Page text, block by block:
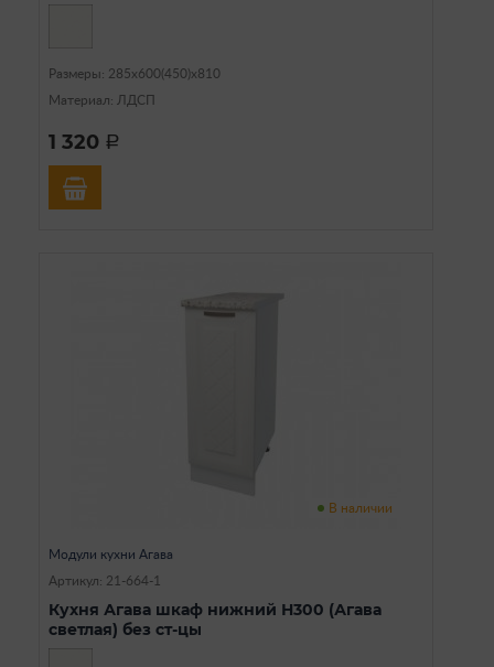
Размеры: 285х600(450)х810
Материал: ЛДСП
1 320 a
В наличии
Модули кухни Агава
Артикул: 21-664-1
Кухня Агава шкаф нижний Н300 (Агава
светлая) без ст-цы